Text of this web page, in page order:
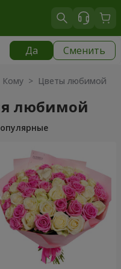
Да Сменить
Кому > Цветы любимой
любимой